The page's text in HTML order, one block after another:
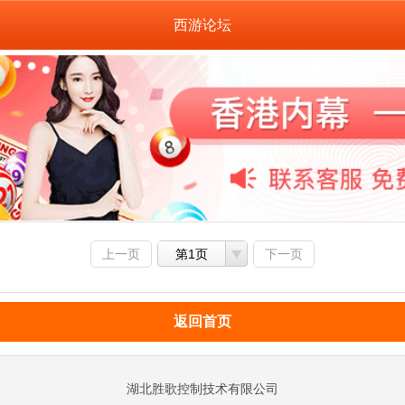
西游论坛
上一页 第1页 下一页
返回首页
湖北胜歌控制技术有限公司